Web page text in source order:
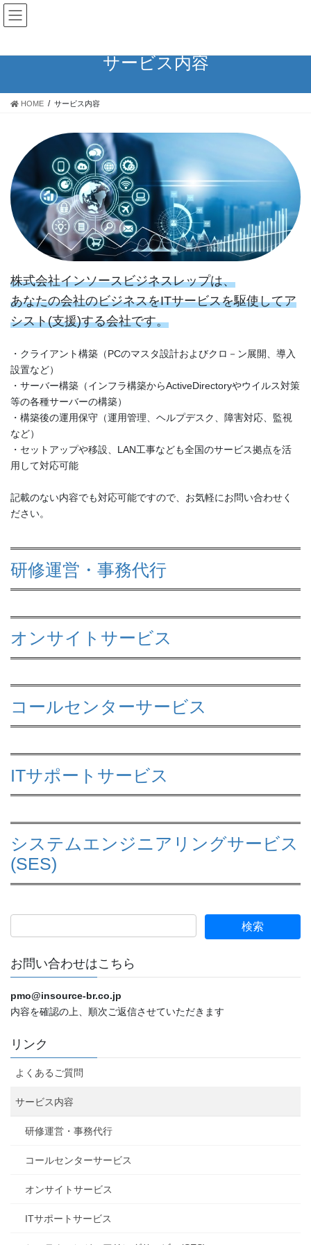
コ
ン
ス
ナ
ビ
ン
サービス内容
HOME サービス内容
株式会社インソースビジネスレップは、
あなたの会社のビジネスをITサービスを駆使してア
シスト(支援)する会社です。
・クライアント構築（PCのマスタ設計およびクロ－ン展開、導入
設置など）
・サーバー構築（インフラ構築からActiveDirectoryやウイルス対策
等の各種サーバーの構築）
・構築後の運用保守（運用管理、ヘルプデスク、障害対応、監視
など）
・セットアップや移設、LAN工事なども全国のサービス拠点を活
用して対応可能
記載のない内容でも対応可能ですので、お気軽にお問い合わせく
ださい。
研修運営・事務代行
オンサイトサービス
コールセンターサービス
ITサポートサービス
システムエンジニアリングサービス
(SES)
お問い合わせはこちら
pmo@insource-br.co.jp
内容を確認の上、順次ご返信させていただきます
リンク
よくあるご質問
サービス内容
研修運営・事務代行
コールセンターサービス
オンサイトサービス
ITサポートサービス